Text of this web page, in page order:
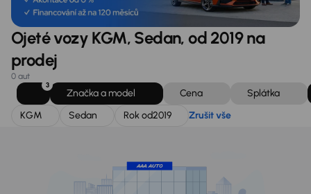
Ojeté vozy KGM, Sedan, od 2019 na
prodej
0 aut
3
Značka a model Cena
Splátka
KGM
Sedan Rok od2019 Zrušit vše